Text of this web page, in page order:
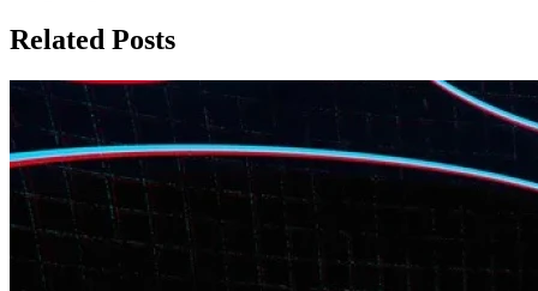
Related Posts